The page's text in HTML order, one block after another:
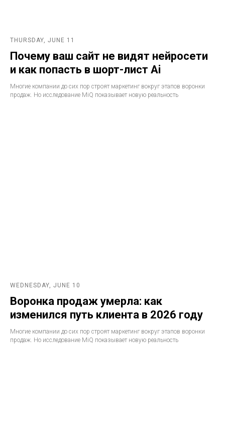
THURSDAY, JUNE 11
Почему ваш сайт не видят нейросети
и как попасть в шорт-лист Ai
Многие компании до сих пор строят маркетинг вокруг этапов воронки
продаж. Но исследование MiQ показывает новую реальность
WEDNESDAY, JUNE 10
Воронка продаж умерла: как
изменился путь клиента в 2026 году
Многие компании до сих пор строят маркетинг вокруг этапов воронки
продаж. Но исследование MiQ показывает новую реальность